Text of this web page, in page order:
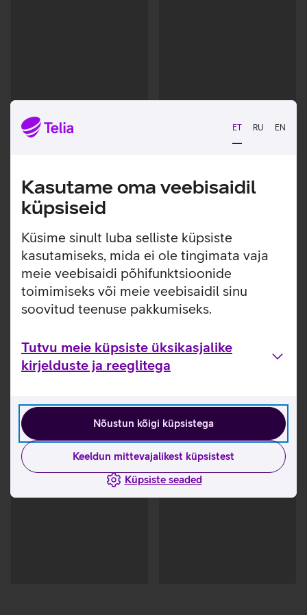
ET RU EN
Kasutame oma veebisaidil
küpsiseid
Küsime sinult luba selliste küpsiste
kasutamiseks, mida ei ole tingimata vaja
meie veebisaidi põhifunktsioonide
toimimiseks või meie veebisaidil sinu
soovitud teenuse pakkumiseks.
Tutvu meie küpsiste üksikasjalike
kirjelduste ja reeglitega
Nõustun kõigi küpsistega
Keeldun mittevajalikest küpsistest
Küpsiste seaded
Andmete
laadimine